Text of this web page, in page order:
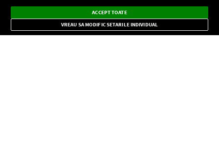
CONFIDENŢIALITATE
Dark
Mode
Radio live, podcasturi, știri și alerte
importante.
×
ACCEPT TOATE
VREAU SA MODIFIC SETARILE INDIVIDUAL